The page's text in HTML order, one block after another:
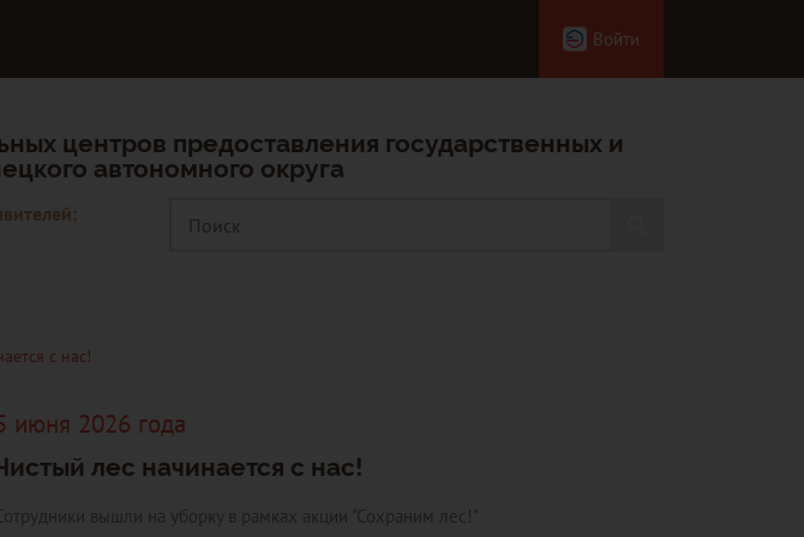
Войти
центров предоставления государственных и
автономного округа
с нас!
июня 2026 года
лес начинается с нас!
вышли на уборку в рамках акции "Сохраним лес!"